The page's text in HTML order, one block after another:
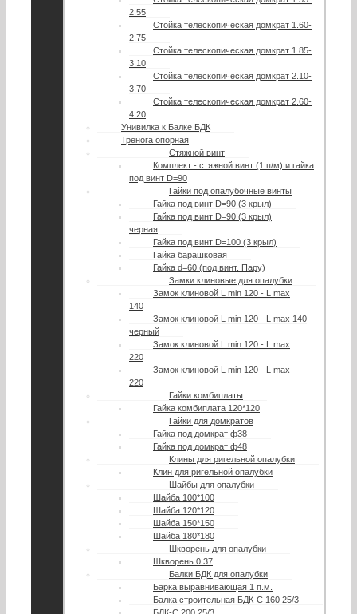
2.55
Стойка телескопическая домкрат 1.60-
2.75
Стойка телескопическая домкрат 1.85-
3.10
Стойка телескопическая домкрат 2.10-
3.70
Стойка телескопическая домкрат 2.60-
4.20
Унивилка к Балке БДК
Тренога опорная
Стяжной винт
Комплект - стяжной винт (1 п/м) и гайка
под винт D=90
Гайки под опалубочные винты
Гайка под винт D=90 (3 крыл)
Гайка под винт D=90 (3 крыл)
черная
Гайка под винт D=100 (3 крыл)
Гайка барашковая
Гайка d=60 (под винт. Пару)
Замки клиновые для опалубки
Замок клиновой L min 120 - L max
140
Замок клиновой L min 120 - L max 140
черный
Замок клиновой L min 120 - L max
220
Замок клиновой L min 120 - L max
220
Гайки комбиплаты
Гайка комбиплата 120*120
Гайки для домкратов
Гайка под домкрат ф38
Гайка под домкрат ф48
Клины для ригельной опалубки
Клин для ригельной опалубки
Шайбы для опалубки
Шайба 100*100
Шайба 120*120
Шайба 150*150
Шайба 180*180
Шкворень для опалубки
Шкворень 0.37
Балки БДК для опалубки
Барка выравнивающая 1 п.м.
Балка строительная БДК-С 160 25/3